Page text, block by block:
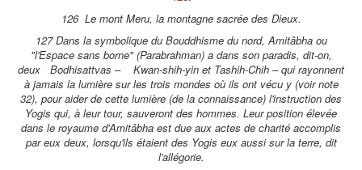
126 Le mont Meru, la montagne sacrée des Dieux.
127 Dans la symbolique du Bouddhisme du nord, Amitâbha ou
"l'Espace sans borne" (Parabrahman) a dans son paradis, dit-on,
deux Bodhisattvas – Kwan-shih-yin et Tashih-Chih – qui rayonnent
à jamais la lumière sur les trois mondes où ils ont vécu y (voir note
32), pour aider de cette lumière (de la connaissance) l'instruction des
Yogis qui, à leur tour, sauveront des hommes. Leur position élevée
dans le royaume d'Amitâbha est due aux actes de charité accomplis
par eux deux, lorsqu'ils étaient des Yogis eux aussi sur la terre, dit
l'allégorie.